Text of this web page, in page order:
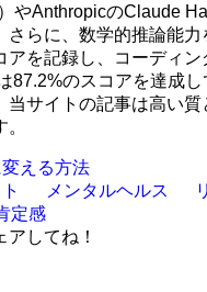
やAnthropicのClaude
さらに、数学的推論能力
アを記録し、コーディン
87.2%のスコアを達成
当サイトの記事は高い
える方法
メンタルヘルス
定感
アしてね！